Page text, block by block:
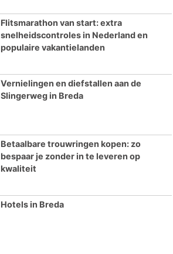
Flitsmarathon van start: extra
snelheidscontroles in Nederland en
populaire vakantielanden
Vernielingen en diefstallen aan de
Slingerweg in Breda
Betaalbare trouwringen kopen: zo
bespaar je zonder in te leveren op
kwaliteit
Hotels in Breda